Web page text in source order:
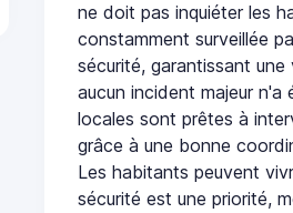
ne doit pas inquiéter les
constamment surveillée
sécurité, garantissant
aucun incident majeur n'a
locales sont prêtes à
grâce à une bonne
Les habitants peuvent
sécurité est une priorité,